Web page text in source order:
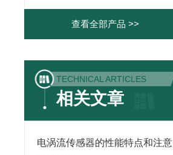
查看全部产品 >>
TECHNICAL ARTICLES
相关文章
电涡流传感器的性能特点和注意